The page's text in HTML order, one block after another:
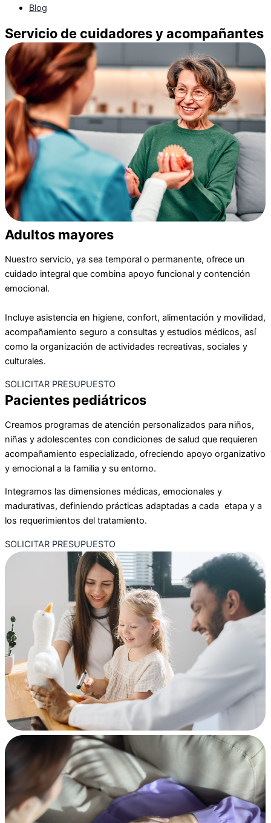
Blog
Servicio de cuidadores y acompañantes
Adultos mayores
Nuestro servicio, ya sea temporal o permanente, ofrece un
cuidado integral que combina apoyo funcional y contención
emocional.
Incluye asistencia en higiene, confort, alimentación y movilidad,
acompañamiento seguro a consultas y estudios médicos, así
como la organización de actividades recreativas, sociales y
culturales.
SOLICITAR PRESUPUESTO
Pacientes pediátricos
Creamos programas de atención personalizados para niños,
niñas y adolescentes con condiciones de salud que requieren
acompañamiento especializado, ofreciendo apoyo organizativo
y emocional a la familia y su entorno.
Integramos las dimensiones médicas, emocionales y
madurativas, definiendo prácticas adaptadas a cada etapa y a
los requerimientos del tratamiento.
SOLICITAR PRESUPUESTO